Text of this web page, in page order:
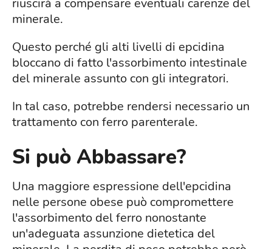
riuscirà a compensare eventuali carenze del
minerale.
Questo perché gli alti livelli di epcidina
bloccano di fatto l'assorbimento intestinale
del minerale assunto con gli integratori.
In tal caso, potrebbe rendersi necessario un
trattamento con ferro parenterale.
Si può Abbassare?
Una maggiore espressione dell'epcidina
nelle persone obese può compromettere
l'assorbimento del ferro nonostante
un'adeguata assunzione dietetica del